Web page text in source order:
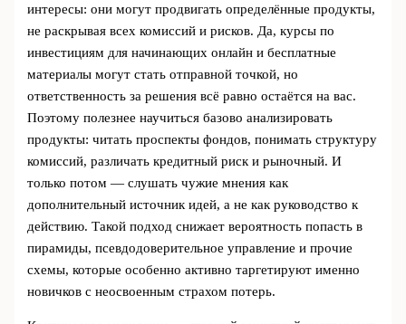
интересы: они могут продвигать определённые продукты,
не раскрывая всех комиссий и рисков. Да, курсы по
инвестициям для начинающих онлайн и бесплатные
материалы могут стать отправной точкой, но
ответственность за решения всё равно остаётся на вас.
Поэтому полезнее научиться базово анализировать
продукты: читать проспекты фондов, понимать структуру
комиссий, различать кредитный риск и рыночный. И
только потом — слушать чужие мнения как
дополнительный источник идей, а не как руководство к
действию. Такой подход снижает вероятность попасть в
пирамиды, псевдодоверительное управление и прочие
схемы, которые особенно активно таргетируют именно
новичков с неосвоенным страхом потерь.